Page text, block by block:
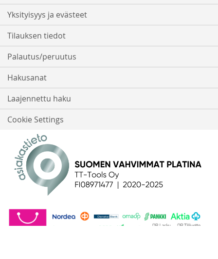
Yksityisyys ja evästeet
Tilauksen tiedot
Palautus/peruutus
Hakusanat
Laajennettu haku
Cookie Settings